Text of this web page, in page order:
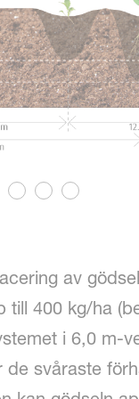
av
400 kg/ha
i 6,0 m-
svåraste